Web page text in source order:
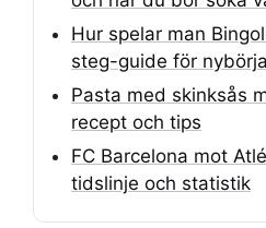
Hur spelar man
steg-guide för
Pasta med skinksås
recept och tips
FC Barcelona mot
tidslinje och statistik